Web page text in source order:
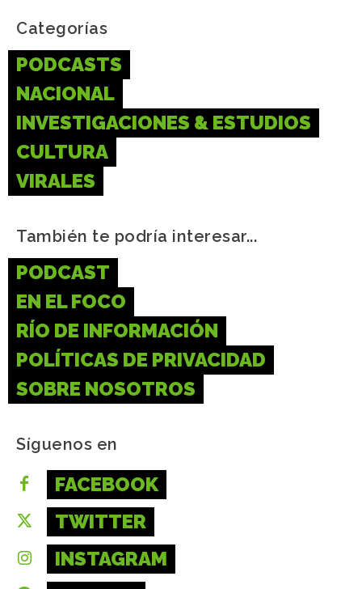
Categorías
PODCASTS
NACIONAL
INVESTIGACIONES & ESTUDIOS
CULTURA
VIRALES
También te podría interesar...
PODCAST
EN EL FOCO
RÍO DE INFORMACIÓN
POLÍTICAS DE PRIVACIDAD
SOBRE NOSOTROS
Síguenos en
FACEBOOK
TWITTER
INSTAGRAM